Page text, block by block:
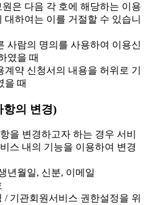
은 다음 각 호에 해당하는 이용
대하여는 이를 거절할 수 있습니
사람의 명의를 사용하여 이용신
였을 때
계약 신청서의 내용을 허위로 기
을 때
항의 변경)
을 변경하고자 하는 경우 서비
스 내의 기능을 이용하여 변경
년월일, 신분, 이메일
기관회원서비스 권한설정을 위